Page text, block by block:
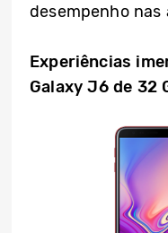
desempenho
Experiências
Galaxy J6 de 32